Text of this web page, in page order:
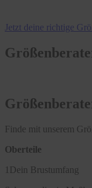
Jetzt deine richtige
Finde mit unserem
Oberteile
1 Dein Brustumfang